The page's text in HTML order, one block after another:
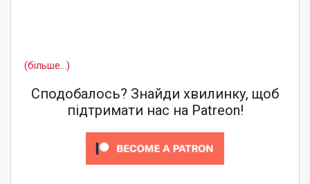
(більше…)
Сподобалось? Знайди хвилинку, щоб
підтримати нас на Patreon!